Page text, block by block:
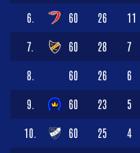
6. 60 26 11
7. 60 28 7
8. 60 26 6
9. 60 23 5
10. 60 25 4